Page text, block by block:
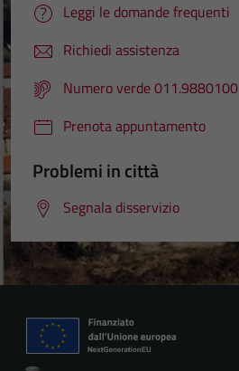
Leggi le domande frequenti
Richiedi assistenza
Numero verde 011.9880100
Prenota appuntamento
Problemi in città
Segnala disservizio